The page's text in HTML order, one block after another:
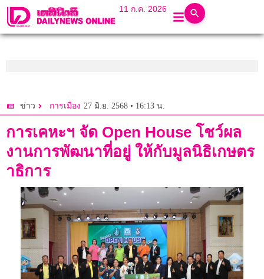
11 ก.ค. 2026
ข่าว การเมือง 27 มิ.ย. 2568 • 16:13 น.
การเคหะฯ จัด Open House โชว์ผล
งานการพัฒนาที่อยู่ ให้กับมูลนิธิเกษตร
าธิการ